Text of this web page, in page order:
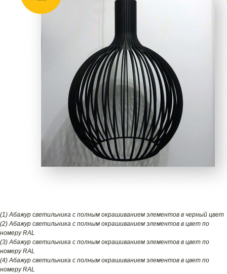
(1) Абажур светильника с полным окрашиванием элементов в черный цвет
(2) Абажур светильника с полным окрашиванием элементов в цвет по
номеру RAL
(3) Абажур светильника с полным окрашиванием элементов в цвет по
номеру RAL
(4) Абажур светильника с полным окрашиванием элементов в цвет по
номеру RAL